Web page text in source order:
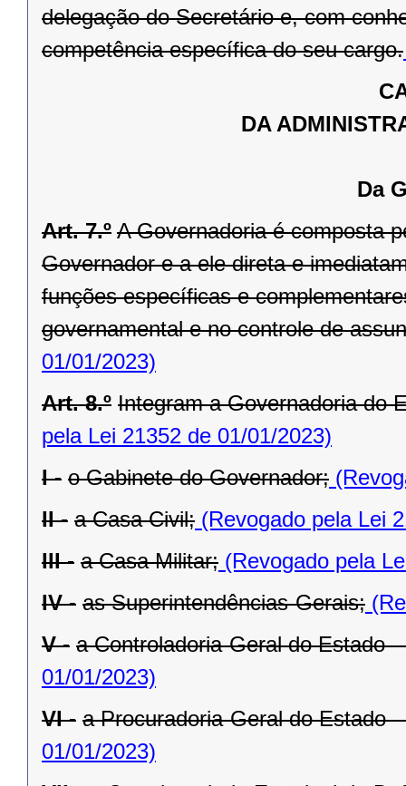
delegação do Secretário e, com
competência específica do seu cargo.
DA
Da
Art. 7.º A Governadoria é composta
Governador e a ele direta e
funções específicas e
governamental e no controle de
01/01/2023)
Art. 8.º Integram a Governadoria do
pela Lei 21352 de 01/01/2023)
I - o Gabinete do Governador;
II - a Casa Civil; (Revogado pela Lei
III - a Casa Militar; (Revogado pela
IV - as Superintendências-Gerais;
V - a Controladoria-Geral do Estado
01/01/2023)
VI - a Procuradoria-Geral do Estado
01/01/2023)